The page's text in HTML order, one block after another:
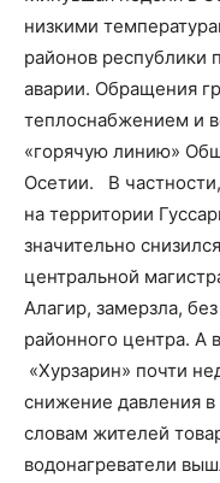
низкими
районов республики
аварии. Обращения
теплоснабжением и
«горячую линию»
Осетии. В
на территории
значительно
центральной
Алагир, замерзла,
районного центра. А
«Хурзарин» почти
снижение давления в
словам жителей
водонагреватели